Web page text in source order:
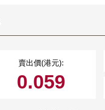
賣出價(港元):
0.059